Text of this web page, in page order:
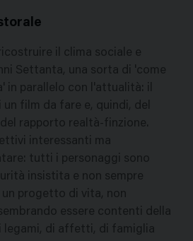
il clima sociale e
Settanta, una sorta di 'come
in parallelo con l'attualità: il
film da fare e, quindi, del
rapporto realtà-finzione.
interessanti ma
tutti i personaggi sono
insistita e non sempre
progetto di vita, non
essere contenti della
legami, di affetti, di famiglia